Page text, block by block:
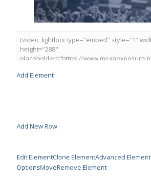
Add Element
Add New Row
Edit ElementClone ElementAdvanced Element
OptionsMoveRemove Element